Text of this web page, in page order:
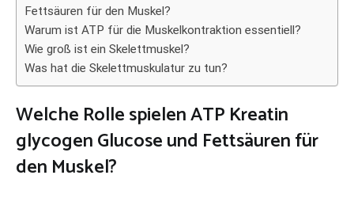
Fettsäuren für den Muskel?
Warum ist ATP für die Muskelkontraktion essentiell?
Wie groß ist ein Skelettmuskel?
Was hat die Skelettmuskulatur zu tun?
Welche Rolle spielen ATP Kreatin
glycogen Glucose und Fettsäuren für
den Muskel?